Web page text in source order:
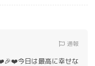
通報
今日は最高に幸せな